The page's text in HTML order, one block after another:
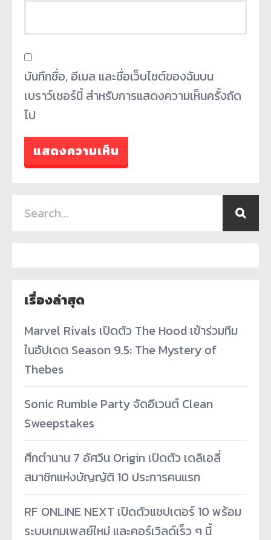
บันทึกชื่อ, อีเมล และชื่อเว็บไซต์ของฉันบน
เบราว์เซอร์นี้ สำหรับการแสดงความเห็นครั้งถัด
ไป
เรื่องล่าสุด
Marvel Rivals เปิดตัว The Hood เข้าร่วมทีม
ในอัปเดต Season 9.5: The Mystery of
Thebes
Sonic Rumble Party จัดอีเวนต์ Clean
Sweepstakes
ศึกตำนาน 7 อัศวิน Origin เปิดตัว เดลิเอลี่
สมาชิกแห่งบัญญัติ 10 ประการคนแรก
RF ONLINE NEXT เปิดตัวแชปเตอร์ 10 พร้อม
ระบบเกมเพลย์ใหม่ และคอร์เวิลด์เร็ว ๆ นี้